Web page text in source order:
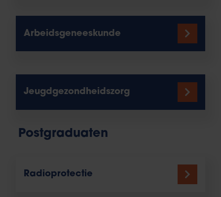
Arbeidsgeneeskunde
Jeugdgezondheidszorg
Postgraduaten
Radioprotectie